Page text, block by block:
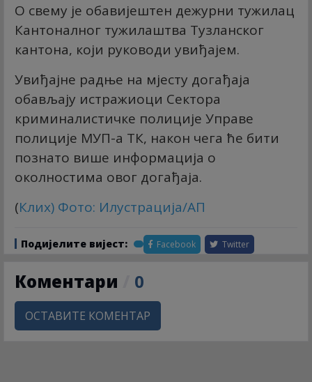
О свему је обавијештен дежурни тужилац
Кантоналног тужилаштва Тузланског
кантона, који руководи увиђајем.
Увиђајне радње на мјесту догађаја
обављају истражиоци Сектора
криминалистичке полиције Управе
полиције МУП-а ТК, након чега ће бити
познато више информација о
околностима овог догађаја.
(Клиx) Фото: Илустрација/АП
Подијелите вијест: Facebook Twitter
Коментари 0
ОСТАВИТЕ КОМЕНТАР